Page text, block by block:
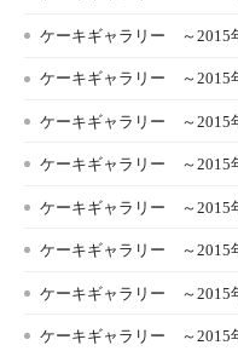
ケーキギャラリー ～2015
ケーキギャラリー ～2015
ケーキギャラリー ～2015
ケーキギャラリー ～2015
ケーキギャラリー ～2015
ケーキギャラリー ～2015
ケーキギャラリー ～2015
ケーキギャラリー ～2015